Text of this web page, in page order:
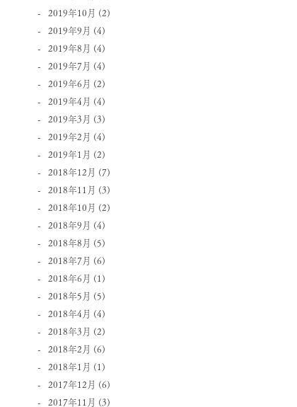
2019年10月 (2)
2019年9月 (4)
2019年8月 (4)
2019年7月 (4)
2019年6月 (2)
2019年4月 (4)
2019年3月 (3)
2019年2月 (4)
2019年1月 (2)
2018年12月 (7)
2018年11月 (3)
2018年10月 (2)
2018年9月 (4)
2018年8月 (5)
2018年7月 (6)
2018年6月 (1)
2018年5月 (5)
2018年4月 (4)
2018年3月 (2)
2018年2月 (6)
2018年1月 (1)
2017年12月 (6)
2017年11月 (3)